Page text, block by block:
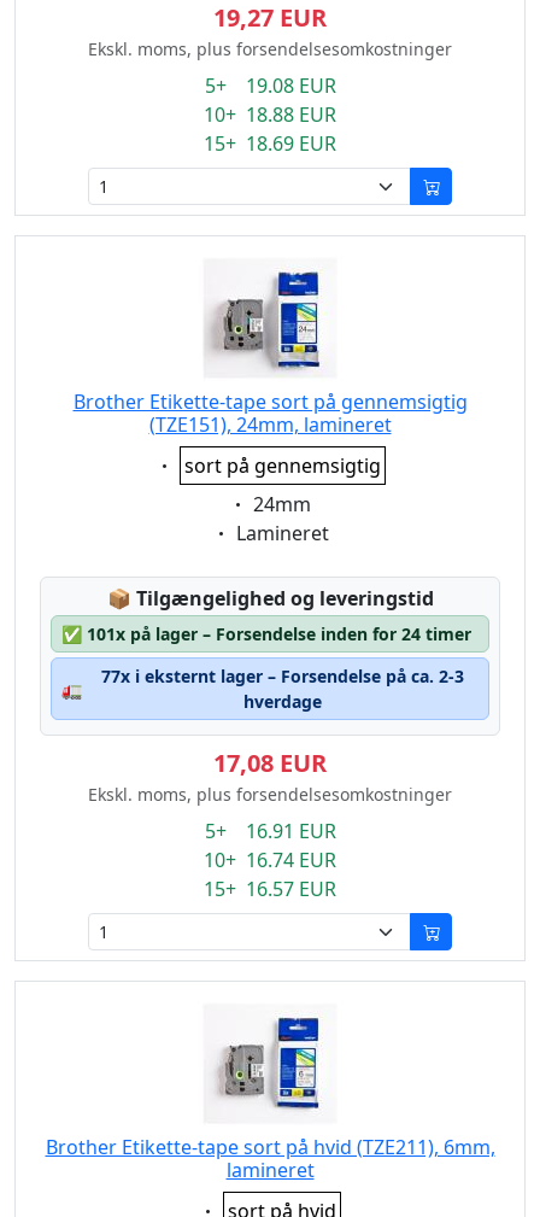
19,27 EUR
Ekskl. moms, plus forsendelsesomkostninger
5+ 19.08 EUR
10+ 18.88 EUR
15+ 18.69 EUR
Brother Etikette-tape sort på gennemsigtig
(TZE151), 24mm, lamineret
Eigenschaft:
sort på gennemsigtig
Eigenschaft:
24mm
Eigenschaft:
Lamineret
📦 Lagerstatus:
Tilgængelighed og leveringstid
✅ 101x på lager – Forsendelse inden for 24 timer
🚛
77x i eksternt lager – Forsendelse på ca. 2-3
hverdage
17,08 EUR
Ekskl. moms, plus forsendelsesomkostninger
5+ 16.91 EUR
10+ 16.74 EUR
15+ 16.57 EUR
Brother Etikette-tape sort på hvid (TZE211), 6mm,
lamineret
Eigenschaft:
sort på hvid